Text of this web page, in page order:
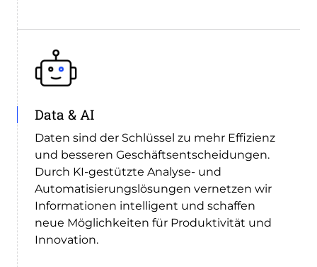
Data & AI
Daten sind der Schlüssel zu mehr Effizienz
und besseren Geschäftsentscheidungen.
Durch KI-gestützte Analyse- und
Automatisierungslösungen vernetzen wir
Informationen intelligent und schaffen
neue Möglichkeiten für Produktivität und
Innovation.